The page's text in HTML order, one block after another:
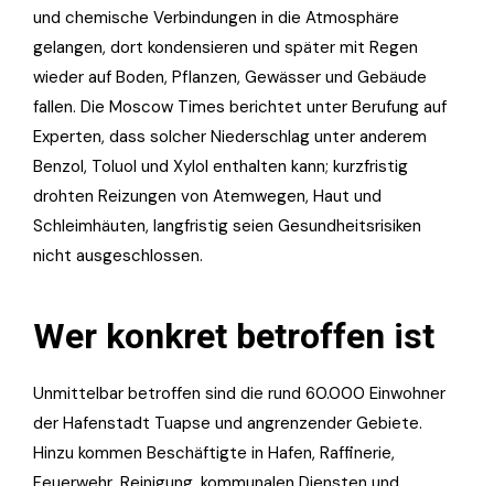
und chemische Verbindungen in die Atmosphäre
gelangen, dort kondensieren und später mit Regen
wieder auf Boden, Pflanzen, Gewässer und Gebäude
fallen. Die Moscow Times berichtet unter Berufung auf
Experten, dass solcher Niederschlag unter anderem
Benzol, Toluol und Xylol enthalten kann; kurzfristig
drohten Reizungen von Atemwegen, Haut und
Schleimhäuten, langfristig seien Gesundheitsrisiken
nicht ausgeschlossen.
Wer konkret betroffen ist
Unmittelbar betroffen sind die rund 60.000 Einwohner
der Hafenstadt Tuapse und angrenzender Gebiete.
Hinzu kommen Beschäftigte in Hafen, Raffinerie,